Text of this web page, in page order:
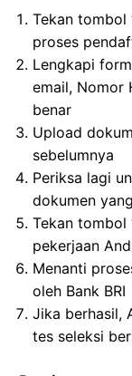
Tekan tombol
proses
Lengkapi
email, Nomor
benar
Upload
sebelumnya
Periksa lagi
dokumen
Tekan tombol
pekerjaan
Menanti
oleh Bank BRI
Jika berhasil,
tes seleksi